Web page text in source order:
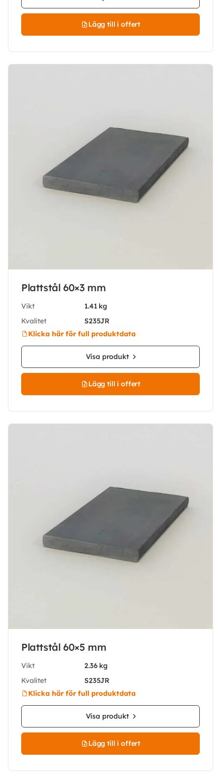
Lägg till i offert
Plattstål 60×3 mm
Vikt
1.41 kg
Kvalitet
S235JR
Klicka här för full produktdata
Visa produkt
Lägg till i offert
Plattstål 60×5 mm
Vikt
2.36 kg
Kvalitet
S235JR
Klicka här för full produktdata
Visa produkt
Lägg till i offert